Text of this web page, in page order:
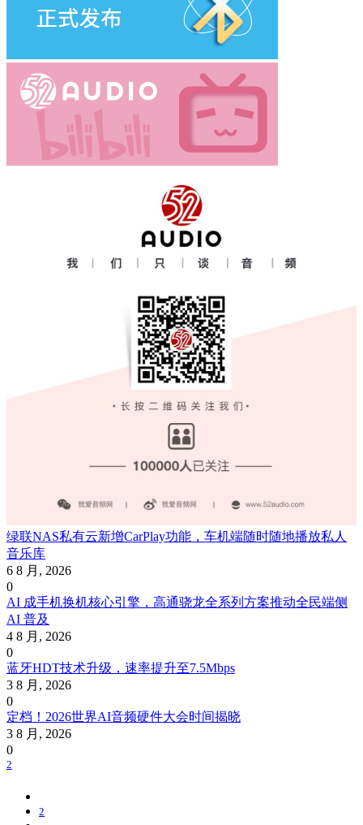
绿联NAS私有云新增CarPlay功能，车机端随时随地播放私人
音乐库
6 8 月, 2026
0
AI 成手机换机核心引擎，高通骁龙全系列方案推动全民端侧
AI 普及
4 8 月, 2026
0
蓝牙HDT技术升级，速率提升至7.5Mbps
3 8 月, 2026
0
定档！2026世界AI音频硬件大会时间揭晓
3 8 月, 2026
0
2
2